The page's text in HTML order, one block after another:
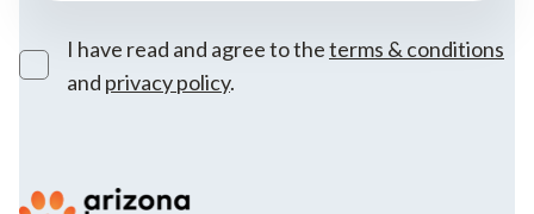
I have read and agree to theterms & conditions
and privacy policy.